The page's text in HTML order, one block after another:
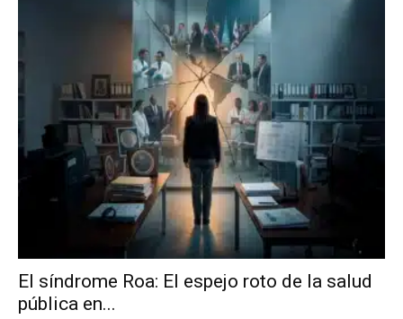
El síndrome Roa: El espejo roto de la salud
pública en...